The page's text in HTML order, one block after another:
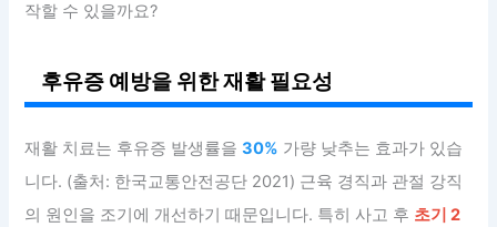
작할 수 있을까요?
후유증 예방을 위한 재활 필요성
재활 치료는 후유증 발생률을30% 가량 낮추는 효과가 있습
니다. (출처: 한국교통안전공단 2021) 근육 경직과 관절 강직
의 원인을 조기에 개선하기 때문입니다. 특히 사고 후 초기 2